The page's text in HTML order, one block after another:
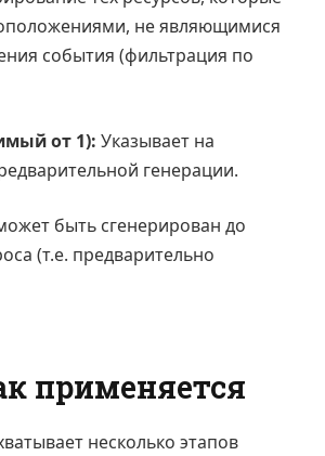
не являющимися
события (фильтрация по
от 1): Указывает на
генерации.
быть сгенерирован до
(т.е. предварительно
применяется
несколько этапов